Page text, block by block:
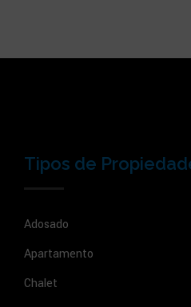
Tipos de
Adosado
Apartamento
Chalet